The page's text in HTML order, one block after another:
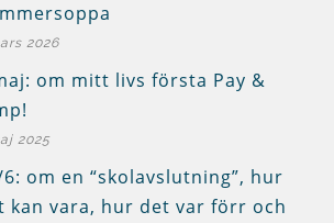
2026
om mitt livs första Pay &
2025
om en “skolavslutning”, hur
kan vara, hur det var förr och